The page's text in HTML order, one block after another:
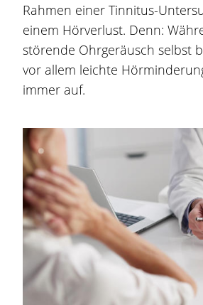
Rahmen einer Tinnitus-
einem Hörverlust. Denn:
störende Ohrgeräusch selbst
vor allem leichte
immer auf.